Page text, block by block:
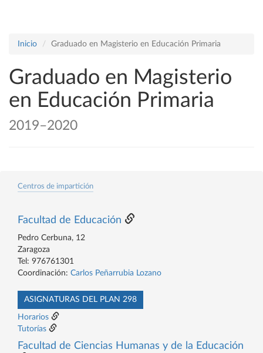
Inicio Graduado en Magisterio en Educación Primaria
Graduado en Magisterio
en Educación Primaria
2019–2020
Centros de impartición
Facultad de Educación
Pedro Cerbuna, 12
Zaragoza
Tel: 976761301
Coordinación: Carlos Peñarrubia Lozano
ASIGNATURAS DEL PLAN 298
Horarios
Tutorías
Facultad de Ciencias Humanas y de la Educación